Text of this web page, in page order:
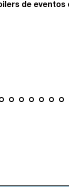
de eventos